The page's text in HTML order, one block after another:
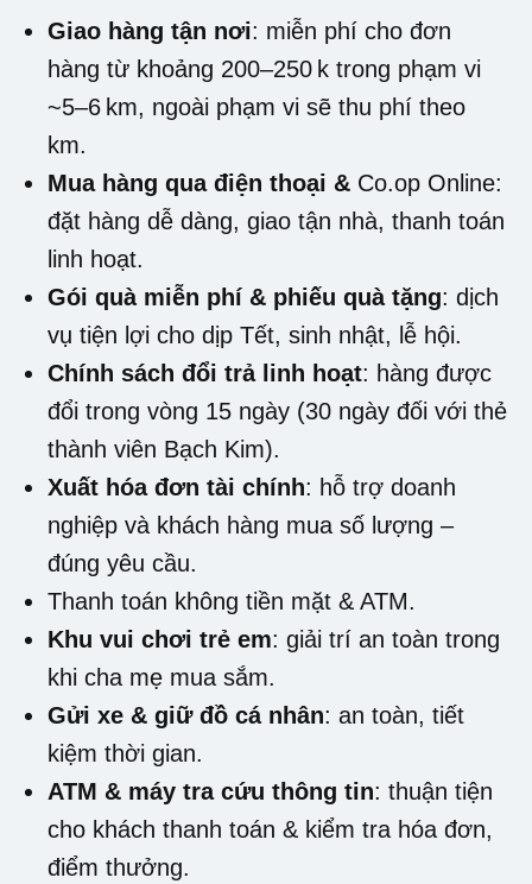
Giao hàng tận nơi: miễn phí cho đơn
hàng từ khoảng 200–250 k trong phạm vi
~5–6 km, ngoài phạm vi sẽ thu phí theo
km.
Mua hàng qua điện thoại & Co.op Online:
đặt hàng dễ dàng, giao tận nhà, thanh toán
linh hoạt.
Gói quà miễn phí & phiếu quà tặng: dịch
vụ tiện lợi cho dịp Tết, sinh nhật, lễ hội.
Chính sách đổi trả linh hoạt: hàng được
đổi trong vòng 15 ngày (30 ngày đối với thẻ
thành viên Bạch Kim).
Xuất hóa đơn tài chính: hỗ trợ doanh
nghiệp và khách hàng mua số lượng –
đúng yêu cầu.
Thanh toán không tiền mặt & ATM.
Khu vui chơi trẻ em: giải trí an toàn trong
khi cha mẹ mua sắm.
Gửi xe & giữ đồ cá nhân: an toàn, tiết
kiệm thời gian.
ATM & máy tra cứu thông tin: thuận tiện
cho khách thanh toán & kiểm tra hóa đơn,
điểm thưởng.